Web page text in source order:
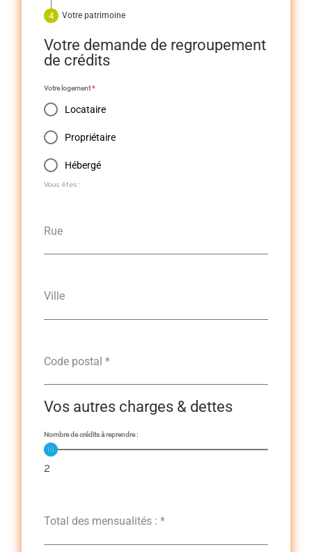
Votre patrimoine
Votre demande de regroupement
de crédits
Votre logement*
Locataire
Propriétaire
Hébergé
Vous êtes :
Rue
Ville
Code postal*
Vos autres charges & dettes
Nombre de crédits à reprendre :
2
Total des mensualités :*